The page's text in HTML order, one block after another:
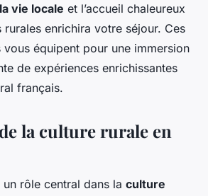
vie locale et l’accueil chaleureux
rurales enrichira votre séjour. Ces
équipent pour une immersion
de expériences enrichissantes
français.
la culture rurale en
un rôle central dans la culture